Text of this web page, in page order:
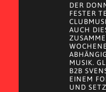
DER
FESTER
AUCH
MUSIK.
B2B
EINEM
UND